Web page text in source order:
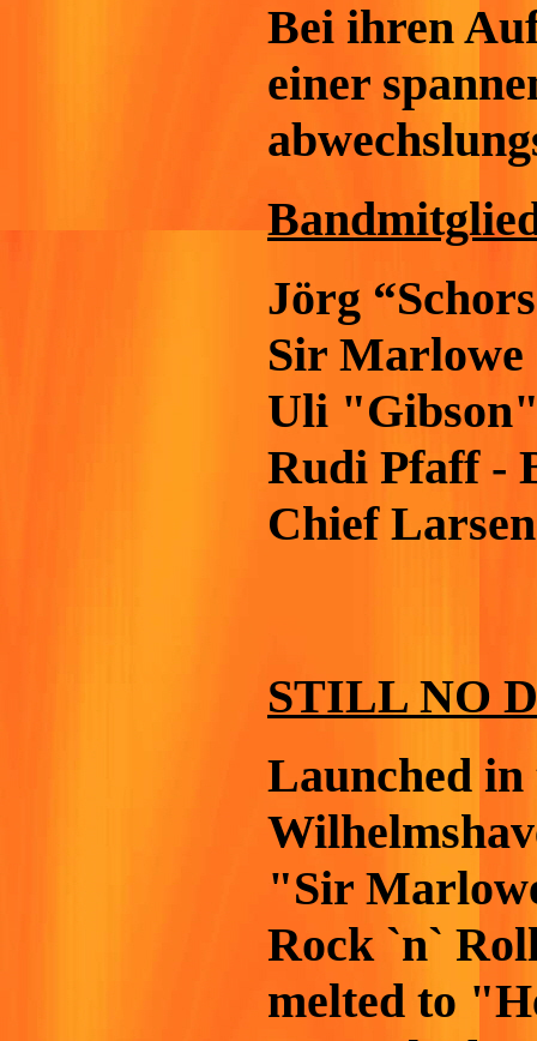
Bei ihren
einer
Jörg
Sir Marlowe
Uli
Rudi Pfaff -
Chief
STILL NO
Launched in
"Sir
Rock `n`
melted to